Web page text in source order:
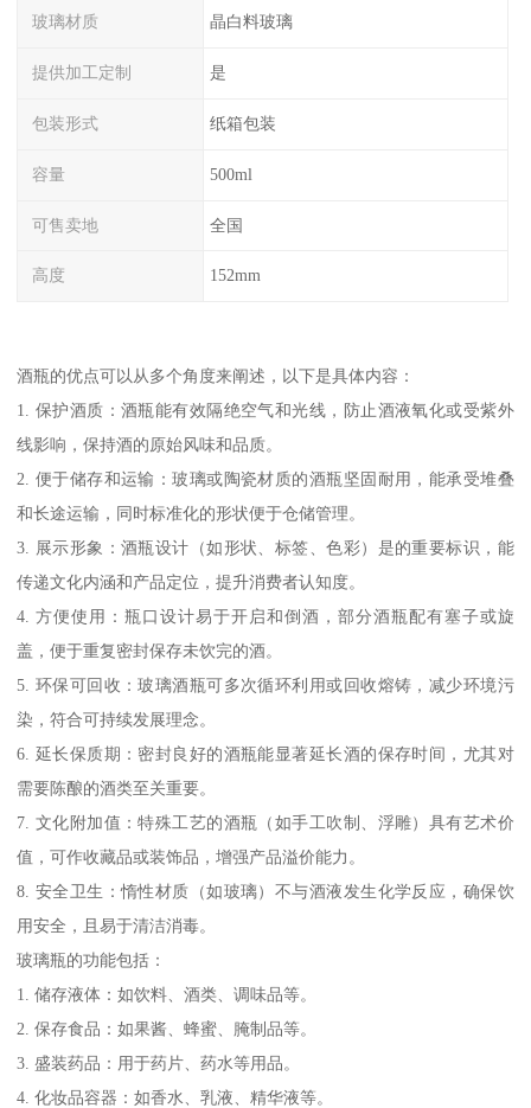
玻璃材质 晶白料玻璃
提供加工定制 是
包装形式 纸箱包装
容量 500ml
可售卖地 全国
高度 152mm
酒瓶的优点可以从多个角度来阐述，以下是具体内容：
1. 保护酒质：酒瓶能有效隔绝空气和光线，防止酒液氧化或受紫外
线影响，保持酒的原始风味和品质。
2. 便于储存和运输：玻璃或陶瓷材质的酒瓶坚固耐用，能承受堆叠
和长途运输，同时标准化的形状便于仓储管理。
3. 展示形象：酒瓶设计（如形状、标签、色彩）是的重要标识，能
传递文化内涵和产品定位，提升消费者认知度。
4. 方便使用：瓶口设计易于开启和倒酒，部分酒瓶配有塞子或旋
盖，便于重复密封保存未饮完的酒。
5. 环保可回收：玻璃酒瓶可多次循环利用或回收熔铸，减少环境污
染，符合可持续发展理念。
6. 延长保质期：密封良好的酒瓶能显著延长酒的保存时间，尤其对
需要陈酿的酒类至关重要。
7. 文化附加值：特殊工艺的酒瓶（如手工吹制、浮雕）具有艺术价
值，可作收藏品或装饰品，增强产品溢价能力。
8. 安全卫生：惰性材质（如玻璃）不与酒液发生化学反应，确保饮
用安全，且易于清洁消毒。
玻璃瓶的功能包括：
1. 储存液体：如饮料、酒类、调味品等。
2. 保存食品：如果酱、蜂蜜、腌制品等。
3. 盛装药品：用于药片、药水等用品。
4. 化妆品容器：如香水、乳液、精华液等。